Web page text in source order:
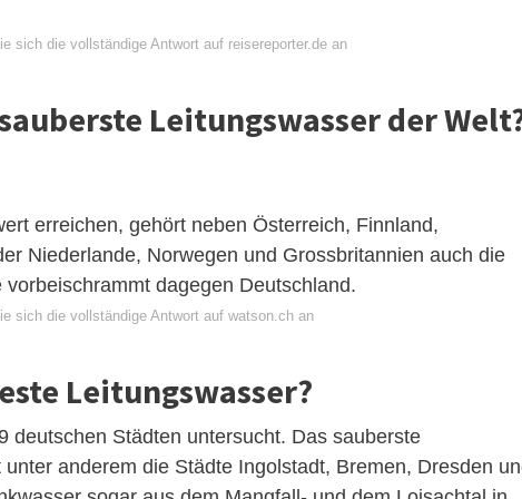
sich die vollständige Antwort auf reisereporter.de an
Leitungswasser der
erreichen, gehört neben Österreich, Finnland,
Niederlande, Norwegen und Grossbritannien auch die
dagegen Deutschland.
sich die vollständige Antwort auf watson.ch an
Leitungswasser?
deutschen Städten untersucht. Das sauberste
anderem die Städte Ingolstadt, Bremen, Dresden